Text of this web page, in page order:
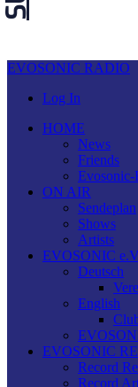
EVOSONIC RADIO
Log In
HOME
News
Friends
ON AIR
Sendeplan
Shows
Artists
EVOSONIC
Deutsch
English
EVOSONIC
Record
Record